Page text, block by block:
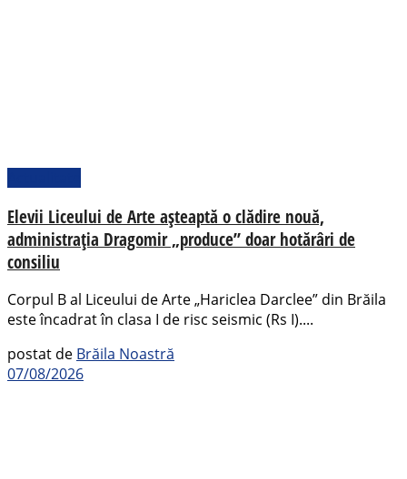
Elevii Liceului de Arte așteaptă o clădire nouă,
administrația Dragomir „produce” doar hotărâri de
consiliu
Corpul B al Liceului de Arte „Hariclea Darclee” din Brăila
este încadrat în clasa I de risc seismic (Rs I)....
postat de Brăila Noastră
07/08/2026